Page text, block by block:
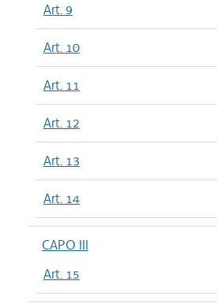
Art. 9
Art. 10
Art. 11
Art. 12
Art. 13
Art. 14
CAPO III
Art. 15